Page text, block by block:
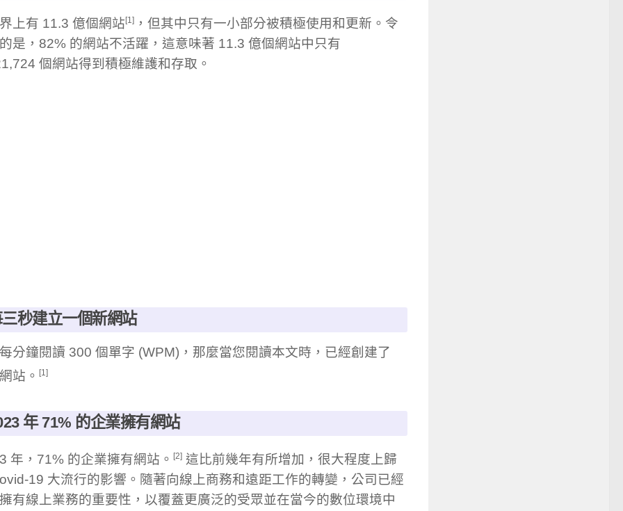
上有 11.3 億個網站[1] ，但其中只有一小部分被積極使用和更新。令
是，82% 的網站不活躍，這意味著 11.3 億個網站中只有
個網站得到積極維護和存取。
秒建立一個新網站
分鐘閱讀 300 個單字 (WPM)，那麼當您閱讀本文時，已經創建了
站。
[1]
年 71% 的企業擁有網站
年，71% 的企業擁有網站。 [2] 這比前幾年有所增加，很大程度上歸
19 大流行的影響。隨著向線上商務和遠距工作的轉變，公司已經
有線上業務的重要性，以覆蓋更廣泛的受眾並在當今的數位環境中